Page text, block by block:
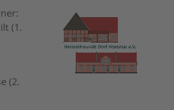
(1.
(2.